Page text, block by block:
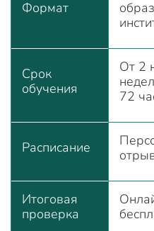
Формат
Срок
обучения
От 2
72
Расписание
Итоговая
проверка